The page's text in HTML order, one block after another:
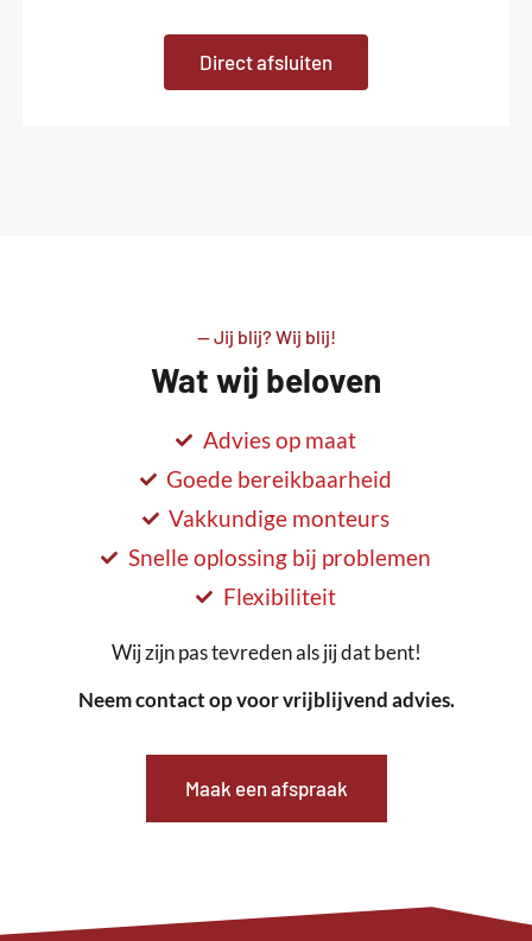
Direct afsluiten
-- Jij blij? Wij blij!
Wat wij beloven
Advies op maat
Goede bereikbaarheid
Vakkundige monteurs
Snelle oplossing bij problemen
Flexibiliteit
Wij zijn pas tevreden als jij dat bent!
Neem contact op voor vrijblijvend advies.
Maak een afspraak